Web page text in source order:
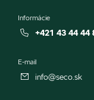
Informácie
+421 43 44 44
E-mail
info@seco.sk